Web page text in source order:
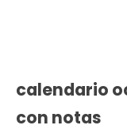
calendario
con notas